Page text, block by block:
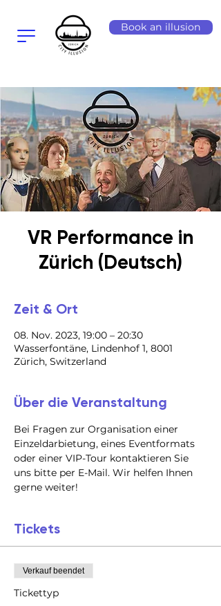
Book an illusion
VR Performance in
Zürich (Deutsch)
Zeit & Ort
08. Nov. 2023, 19:00 – 20:30
Wasserfontäne, Lindenhof 1, 8001
Zürich, Switzerland
Über die Veranstaltung
Bei Fragen zur Organisation einer
Einzeldarbietung, eines Eventformats
oder einer VIP-Tour kontaktieren Sie
uns bitte per E-Mail. Wir helfen Ihnen
gerne weiter!
Tickets
Verkauf beendet
Tickettyp